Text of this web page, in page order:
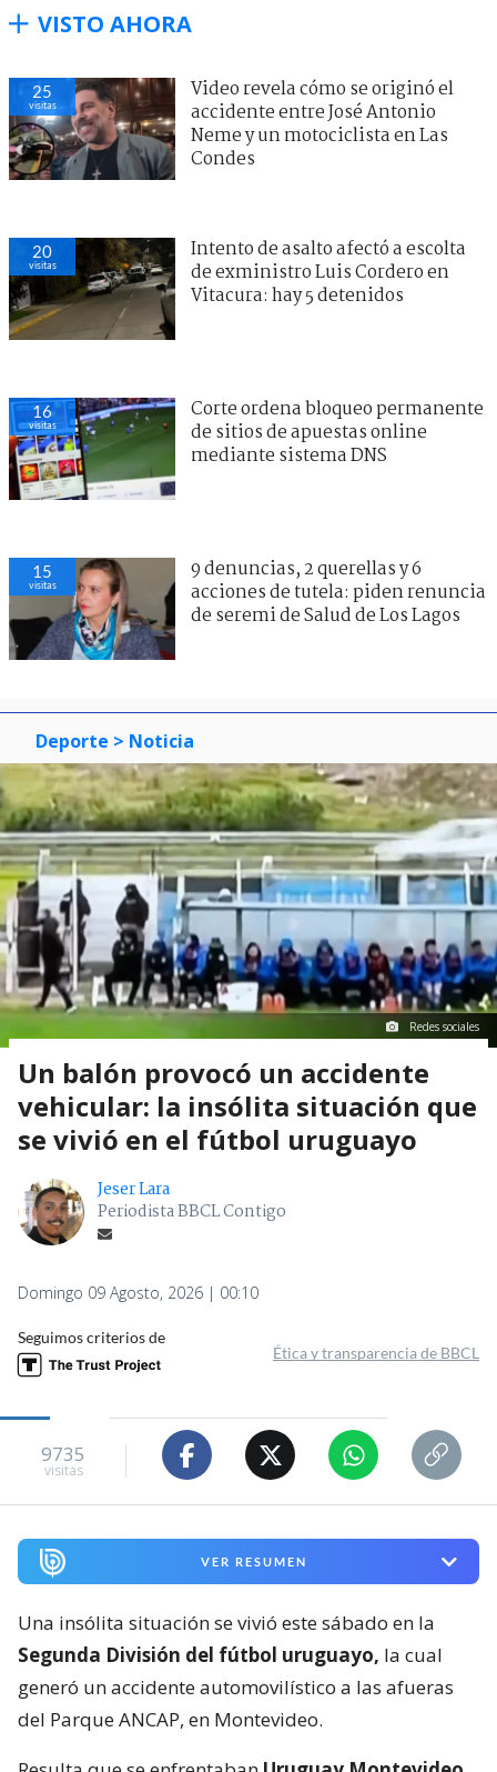
VISTO AHORA
25
visitas
Video revela cómo se originó el
accidente entre José Antonio
Neme y un motociclista en Las
Condes
20
visitas
Intento de asalto afectó a escolta
de exministro Luis Cordero en
Vitacura: hay 5 detenidos
16
visitas
Corte ordena bloqueo permanente
de sitios de apuestas online
mediante sistema DNS
15
visitas
9 denuncias, 2 querellas y 6
acciones de tutela: piden renuncia
de seremi de Salud de Los Lagos
Deporte > Noticia
Redes sociales
Un balón provocó un accidente
vehicular: la insólita situación que
se vivió en el fútbol uruguayo
Jeser Lara
Periodista BBCL Contigo
Domingo 09 Agosto, 2026 | 00:10
Seguimos criterios de
Ética y transparencia de BBCL
9735
visitas
VER RESUMEN
Una insólita situación se vivió este sábado en la
Segunda División del fútbol uruguayo, la cual
generó un accidente automovilístico a las afueras
del Parque ANCAP, en Montevideo.